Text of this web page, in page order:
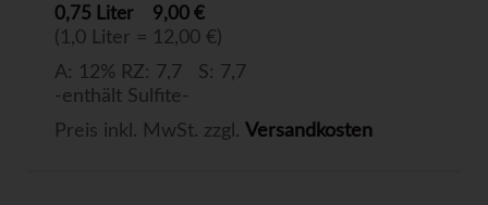
0,75 Liter
9,00 €
(1,0 Liter = 12,00 €)
A: 12% RZ: 7,7 S: 7,7
-enthält Sulfite-
Preis inkl. MwSt. zzgl. Versandkosten